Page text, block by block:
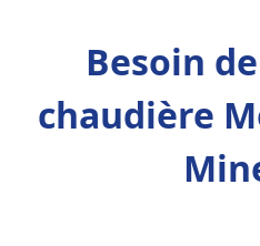
Besoin
chaudière